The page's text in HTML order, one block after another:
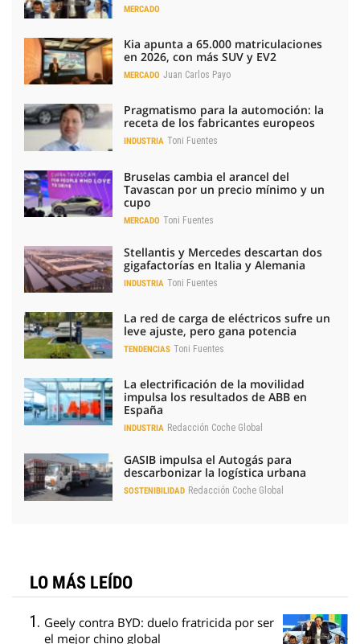
MERCADO
Kia apunta a 65.000 matriculaciones
en 2026, con más SUV y EV2
MERCADO Juan Carlos Payo
Pragmatismo para la automoción: la
receta de los fabricantes europeos
INDUSTRIA Toni Fuentes
Bruselas cambia el arancel del
Tavascan por un precio mínimo y un
cupo
MERCADO Toni Fuentes
Stellantis y Mercedes descartan dos
gigafactorías en Italia y Alemania
INDUSTRIA Toni Fuentes
La red de carga de eléctricos sufre un
leve ajuste, pero gana potencia
TENDENCIAS Toni Fuentes
La electrificación de la movilidad
impulsa los resultados de ABB en
España
INDUSTRIA Redacción Coche Global
GASIB impulsa el Autogás para
descarbonizar la logística urbana
SOSTENIBILIDAD Redacción Coche Global
LO MÁS LEÍDO
Geely contra BYD: duelo fratricida por ser
el mejor chino global